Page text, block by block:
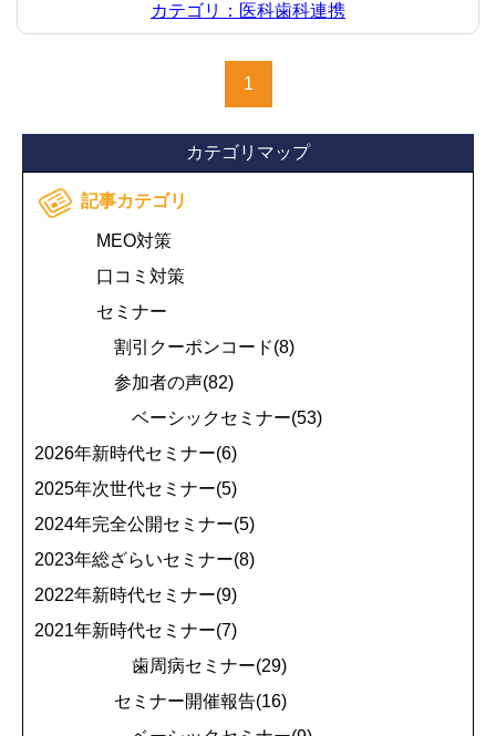
カテゴリ：医科歯科連携
1
カテゴリマップ
記事カテゴリ
MEO対策
口コミ対策
セミナー
割引クーポンコード(8)
参加者の声(82)
ベーシックセミナー(53)
2026年新時代セミナー(6)
2025年次世代セミナー(5)
2024年完全公開セミナー(5)
2023年総ざらいセミナー(8)
2022年新時代セミナー(9)
2021年新時代セミナー(7)
歯周病セミナー(29)
セミナー開催報告(16)